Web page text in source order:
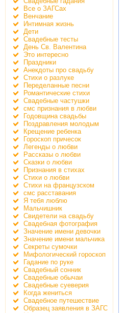
Все о ЗАГСах
Венчание
Интимная жизнь
Дети
Свадебные тесты
День Св. Валентина
Это интересно
Праздники
Анекдоты про свадьбу
Стихи о разлуке
Переделанные песни
Романтические стихи
Свадебные частушки
смс признания в любви
Годовщина свадьбы
Поздравления молодым
Крещение ребенка
Гороскоп причесок
Легенды о любви
Рассказы о любви
Сказки о любви
Признания в стихах
Стихи о любви
Стихи на французском
смс расставания
Я тебя люблю
Мальчишник
Свидетели на свадьбу
Свадебная фотография
Значение имени девочки
Значение имени мальчика
Секреты сумочки
Мифологический гороскоп
Гадание по руке
Свадебный сонник
Свадебные обычаи
Свадебные суеверия
Когда жениться
Свадебное путешествие
Образец заявления в ЗАГС